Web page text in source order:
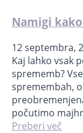
Namigi
12 septembra,
Kaj lahko vsak
sprememb?
spremembah,
počutimo
Preberi več